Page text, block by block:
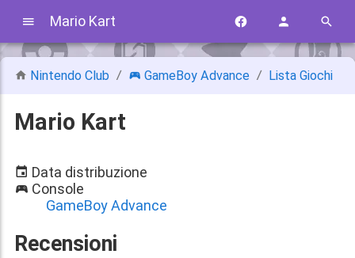
Mario Kart
Nintendo Club GameBoy Advance Lista Giochi
Mario Kart
Data distribuzione
Console
GameBoy Advance
Recensioni